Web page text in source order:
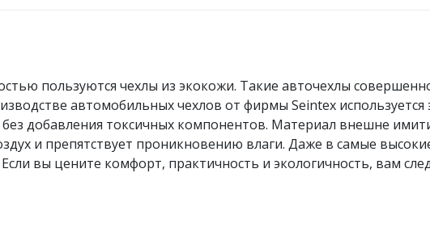
пользуются чехлы из экокожи. Такие авточехлы
автомобильных чехлов от фирмы Seintex используется
добавления токсичных компонентов. Материал внешне
и препятствует проникновению влаги. Даже в самые
вы цените комфорт, практичность и экологичность, вам